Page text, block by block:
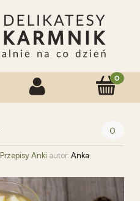
0
Przepisy Anki autor: Anka